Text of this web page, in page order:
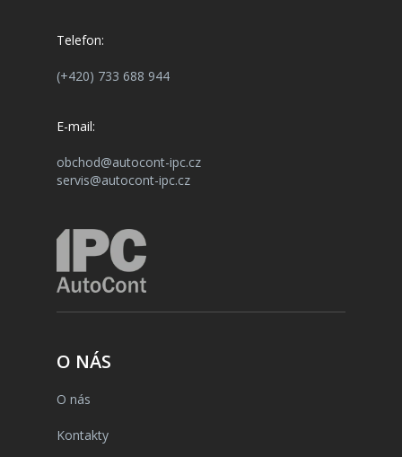
Telefon:
(+420) 733 688 944
E-mail:
obchod@autocont-ipc.cz
servis@autocont-ipc.cz
O NÁS
O nás
Kontakty